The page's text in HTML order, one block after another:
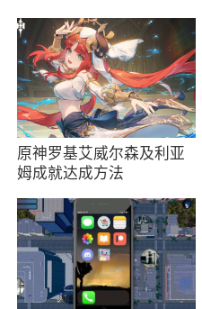
6、随时上线就可
有复杂的操作，全靠自
小编评价
1、全新的挂机与合
行合成，装备威力强大
兽，感兴趣的话就来下
2、转盘获取金币
原神罗基艾威尔森及利亚
姆成就达成方法